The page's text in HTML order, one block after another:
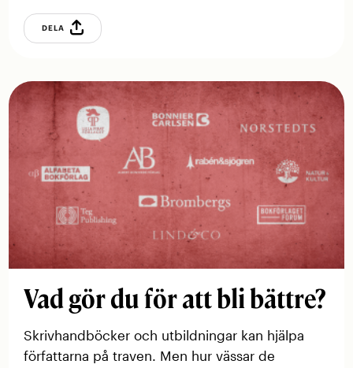
DELA
Vad gör du för att bli bättre?
Skrivhandböcker och utbildningar kan hjälpa
författarna på traven. Men hur vässar de